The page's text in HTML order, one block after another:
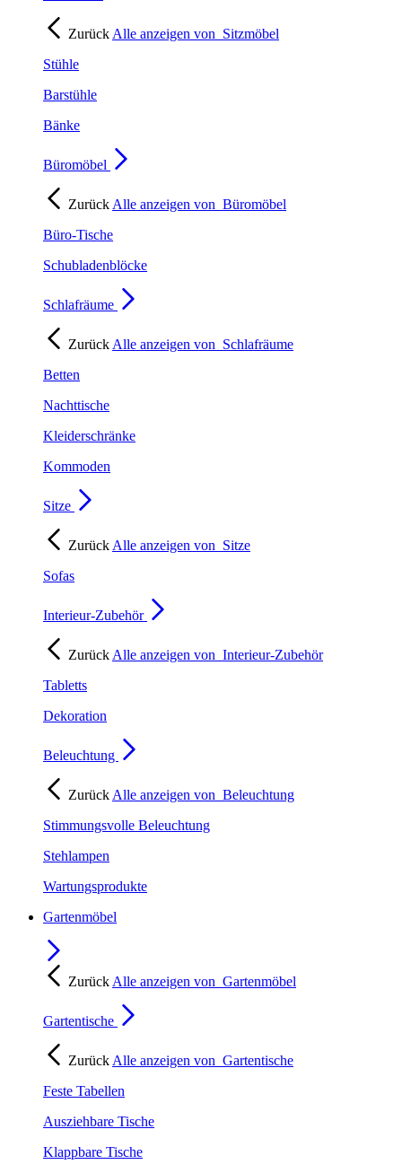
Zurück Alle anzeigen von Sitzmöbel
Stühle
Barstühle
Bänke
Büromöbel
Zurück Alle anzeigen von Büromöbel
Büro-Tische
Schubladenblöcke
Schlafräume
Zurück Alle anzeigen von Schlafräume
Betten
Nachttische
Kleiderschränke
Kommoden
Sitze
Zurück Alle anzeigen von Sitze
Sofas
Interieur-Zubehör
Zurück Alle anzeigen von Interieur-Zubehör
Tabletts
Dekoration
Beleuchtung
Zurück Alle anzeigen von Beleuchtung
Stimmungsvolle Beleuchtung
Stehlampen
Wartungsprodukte
Gartenmöbel
Zurück Alle anzeigen von Gartenmöbel
Gartentische
Zurück Alle anzeigen von Gartentische
Feste Tabellen
Ausziehbare Tische
Klappbare Tische